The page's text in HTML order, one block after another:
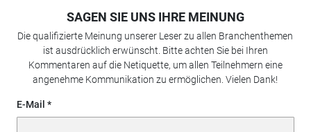
SAGEN SIE UNS IHRE MEINUNG
Die qualifizierte Meinung unserer Leser zu allen Branchenthemen
ist ausdrücklich erwünscht. Bitte achten Sie bei Ihren
Kommentaren auf die Netiquette, um allen Teilnehmern eine
angenehme Kommunikation zu ermöglichen. Vielen Dank!
E-Mail